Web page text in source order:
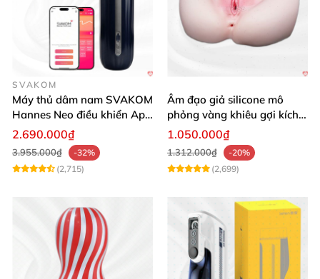
SVAKOM
Máy thủ dâm nam SVAKOM
Hannes Neo điều khiển App
tương tác
2.690.000₫
3.955.000₫
-32%
(2,715)
Âm đạo giả silicone mô
phỏng vàng khiêu gợi kích
thích mua
1.050.000₫
1.312.000₫
-20%
(2,699)